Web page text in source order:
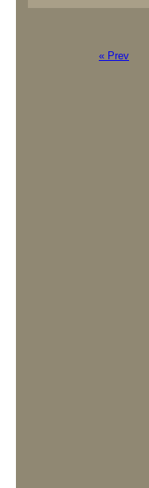
« Prev